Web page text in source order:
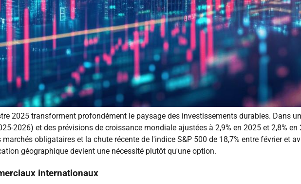
2025 transforment profondément le paysage des investissements durables. Dans
2026) et des prévisions de croissance mondiale ajustées à 2,9% en 2025 et 2,8%
obligataires et la chute récente de l'indice S&P 500 de 18,7% entre février et
géographique devient une nécessité plutôt qu'une option.
internationaux